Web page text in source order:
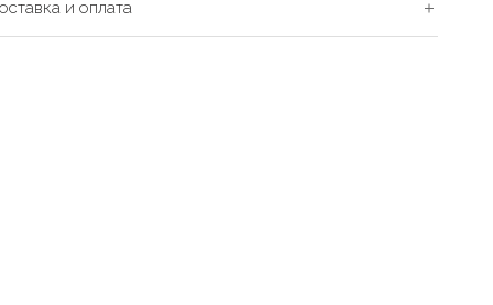
и оплата